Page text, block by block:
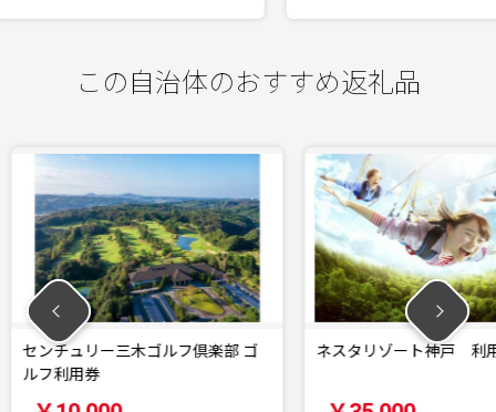
この自治体のおすすめ返礼品
フ倶楽部 ゴ ネスタリゾート神戸 利用券
センチ